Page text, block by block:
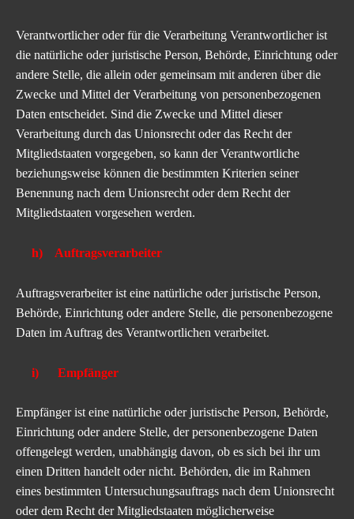
Verantwortlicher oder für die Verarbeitung Verantwortlicher ist
die natürliche oder juristische Person, Behörde, Einrichtung oder
andere Stelle, die allein oder gemeinsam mit anderen über die
Zwecke und Mittel der Verarbeitung von personenbezogenen
Daten entscheidet. Sind die Zwecke und Mittel dieser
Verarbeitung durch das Unionsrecht oder das Recht der
Mitgliedstaaten vorgegeben, so kann der Verantwortliche
beziehungsweise können die bestimmten Kriterien seiner
Benennung nach dem Unionsrecht oder dem Recht der
Mitgliedstaaten vorgesehen werden.
h) Auftragsverarbeiter
Auftragsverarbeiter ist eine natürliche oder juristische Person,
Behörde, Einrichtung oder andere Stelle, die personenbezogene
Daten im Auftrag des Verantwortlichen verarbeitet.
i) Empfänger
Empfänger ist eine natürliche oder juristische Person, Behörde,
Einrichtung oder andere Stelle, der personenbezogene Daten
offengelegt werden, unabhängig davon, ob es sich bei ihr um
einen Dritten handelt oder nicht. Behörden, die im Rahmen
eines bestimmten Untersuchungsauftrags nach dem Unionsrecht
oder dem Recht der Mitgliedstaaten möglicherweise